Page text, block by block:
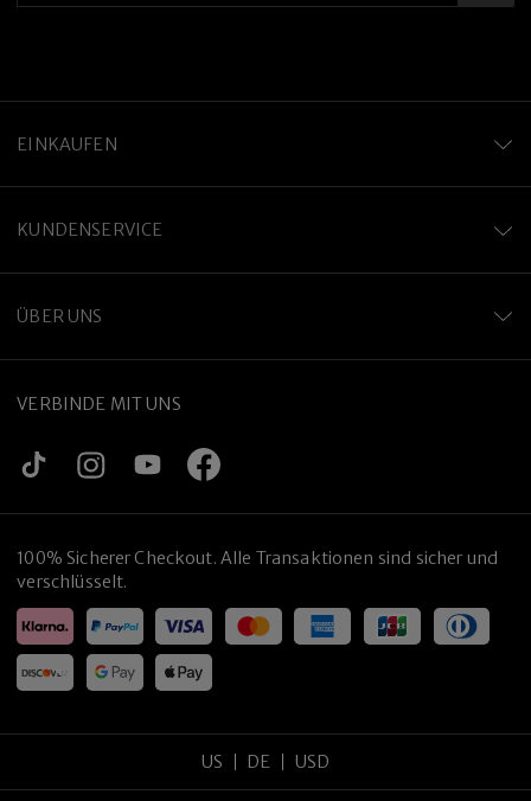
EINKAUFEN
KUNDENSERVICE
ÜBER UNS
VERBINDE MIT UNS
100% Sicherer Checkout. Alle Transaktionen sind sicher und
verschlüsselt.
US DE USD